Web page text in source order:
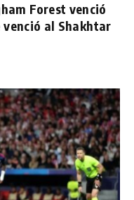
Forest venció
al Shakhtar